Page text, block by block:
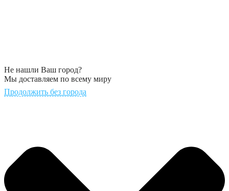
Не нашли Ваш город?
Мы доставляем по всему миру
Продолжить без города